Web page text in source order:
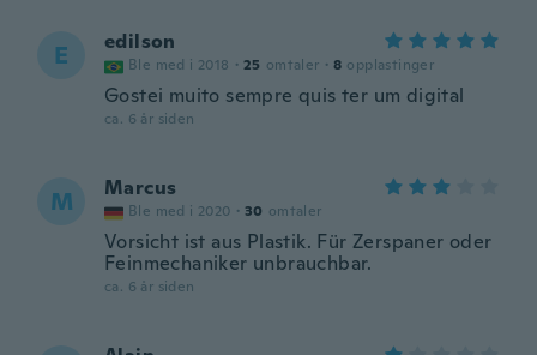
E edilson
Ble med i 2018 · 25 omtaler · 8 opplastinger
Gostei muito sempre quis ter um digital
ca. 6 år siden
M Marcus
Ble med i 2020 · 30 omtaler
Vorsicht ist aus Plastik. Für Zerspaner oder
Feinmechaniker unbrauchbar.
ca. 6 år siden